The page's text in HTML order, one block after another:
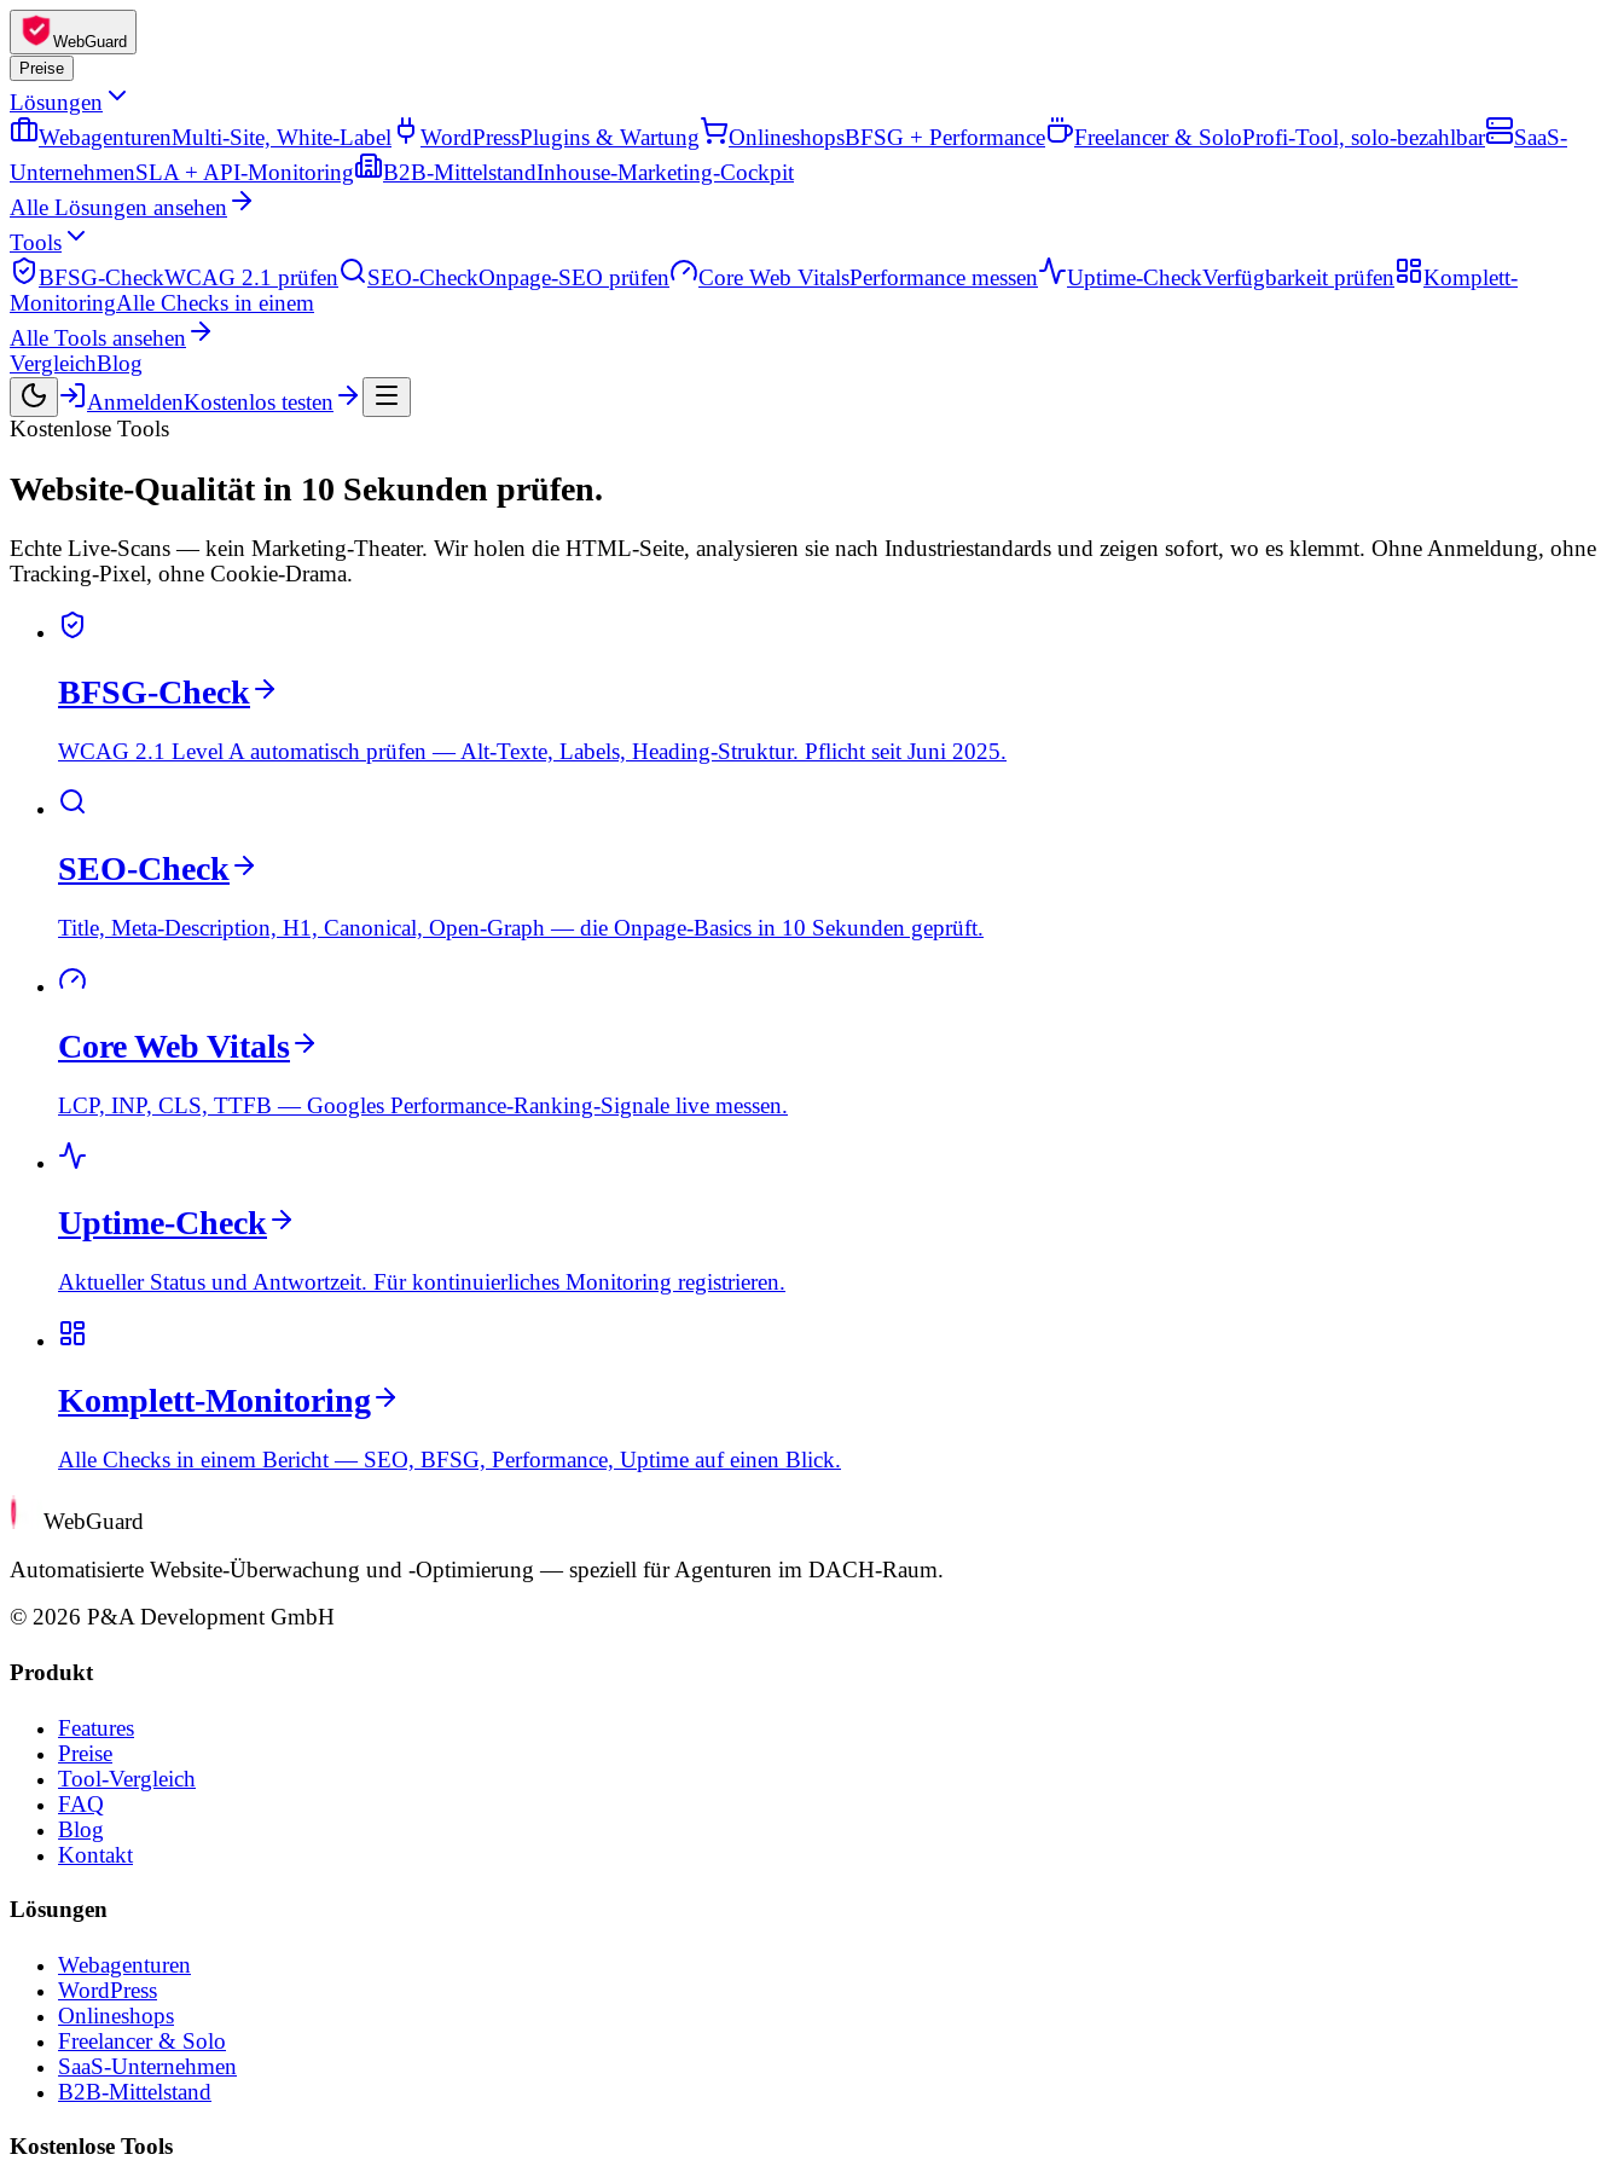
WebGuard
Preise
Lösungen
WebagenturenMulti-Site, White-Label WordPressPlugins & Wartung OnlineshopsBFSG + Performance Freelancer & SoloProfi-Tool, solo-bezahlbar
SaaS-
UnternehmenSLA + API-Monitoring B2B-MittelstandInhouse-Marketing-Cockpit
Alle Lösungen ansehen
Tools
BFSG-CheckWCAG 2.1 prüfen SEO-CheckOnpage-SEO prüfen Core Web VitalsPerformance messen Uptime-CheckVerfügbarkeit prüfen
Komplett-
MonitoringAlle Checks in einem
Alle Tools ansehen
VergleichBlog
AnmeldenKostenlos testen
Kostenlose Tools
Website-Qualität in 10 Sekunden prüfen.
Echte Live-Scans — kein Marketing-Theater. Wir holen die HTML-Seite, analysieren sie nach Industriestandards und zeigen sofort, wo es klemmt. Ohne Anmeldung, ohne
Tracking-Pixel, ohne Cookie-Drama.
BFSG-Check
WCAG 2.1 Level A automatisch prüfen — Alt-Texte, Labels, Heading-Struktur. Pflicht seit Juni 2025.
SEO-Check
Title, Meta-Description, H1, Canonical, Open-Graph — die Onpage-Basics in 10 Sekunden geprüft.
Core Web Vitals
LCP, INP, CLS, TTFB — Googles Performance-Ranking-Signale live messen.
Uptime-Check
Aktueller Status und Antwortzeit. Für kontinuierliches Monitoring registrieren.
Komplett-Monitoring
Alle Checks in einem Bericht — SEO, BFSG, Performance, Uptime auf einen Blick.
WebGuard
Automatisierte Website-Überwachung und -Optimierung — speziell für Agenturen im DACH-Raum.
© 2026 P&A Development GmbH
Produkt
Features
Preise
Tool-Vergleich
FAQ
Blog
Kontakt
Lösungen
Webagenturen
WordPress
Onlineshops
Freelancer & Solo
SaaS-Unternehmen
B2B-Mittelstand
Kostenlose Tools